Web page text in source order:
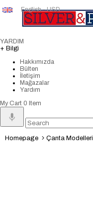
YARDIM
+ Bilgi
Hakkımızda
Bülten
İletişim
Mağazalar
Yardım
English - USD
My Cart 0 Item
Homepage Çanta Modelleri